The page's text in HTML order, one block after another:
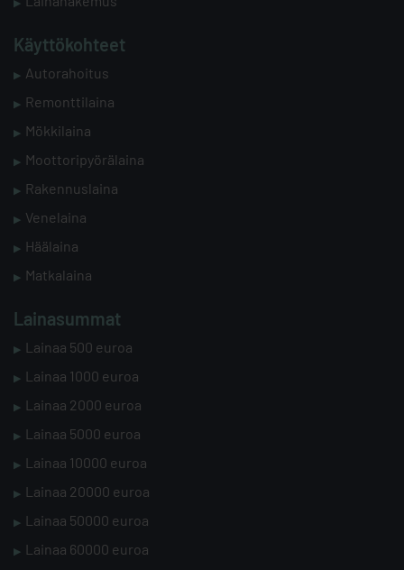
Käyttökohteet
Autorahoitus
Remonttilaina
Mökkilaina
Moottoripyörälaina
Rakennuslaina
Venelaina
Häälaina
Matkalaina
Lainasummat
Lainaa 500 euroa
Lainaa 1000 euroa
Lainaa 2000 euroa
Lainaa 5000 euroa
Lainaa 10000 euroa
Lainaa 20000 euroa
Lainaa 50000 euroa
Lainaa 60000 euroa